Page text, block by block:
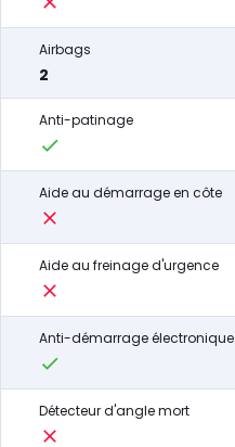
Airbags
2
Anti-patinage
Aide au démarrage en côte
Aide au freinage d'urgence
Anti-démarrage électronique
Détecteur d'angle mort